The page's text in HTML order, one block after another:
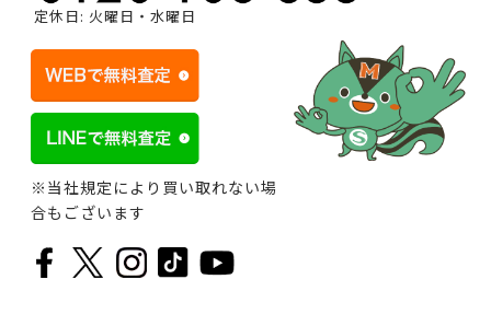
定休日: 火曜日・水曜日
※当社規定により買い取れない場
合もございます